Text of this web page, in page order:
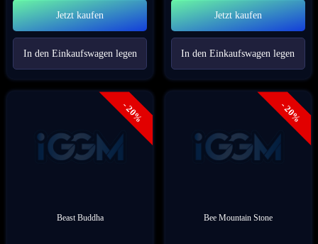
Jetzt kaufen
In den Einkaufswagen legen
Jetzt kaufen
In den Einkaufswagen legen
- 20%
Beast Buddha
- 20%
Bee Mountain Stone